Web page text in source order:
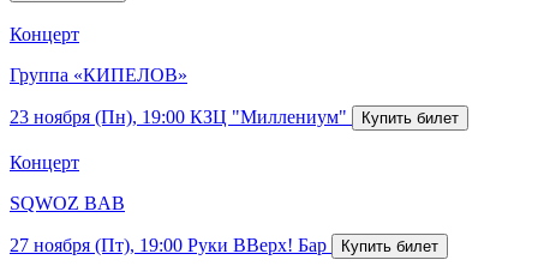
Концерт
Группа «КИПЕЛОВ»
23 ноября (Пн), 19:00 КЗЦ "Миллениум"
Концерт
SQWOZ BAB
27 ноября (Пт), 19:00 Руки ВВерх! Бар